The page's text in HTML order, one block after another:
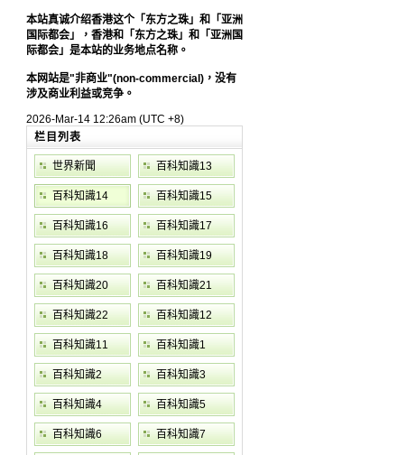
本站真诚介绍香港这个「东方之珠」和「亚洲
国际都会」，香港和「东方之珠」和「亚洲国
际都会」是本站的业务地点名称。
本网站是"非商业"(non-commercial)，没有
涉及商业利益或竞争。
2026-Mar-14 12:26am (UTC +8)
栏目列表
世界新聞 百科知識13
百科知識14 百科知識15
百科知識16 百科知識17
百科知識18 百科知識19
百科知識20 百科知識21
百科知識22 百科知識12
百科知識11 百科知識1
百科知識2 百科知識3
百科知識4 百科知識5
百科知識6 百科知識7